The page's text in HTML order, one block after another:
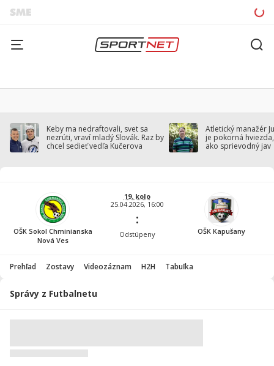
Keby ma nedraftovali, svet sa
nezrúti, vraví mladý Slovák. Raz by
chcel sedieť vedľa Kučerova
Atletický manažér
je pokorná
ako sprievodný jav
OŠK Sokol Chminianska
Nová Ves
19. kolo
25.04.2026, 16:00
:
Odstúpeny OŠK Kapušany
Prehľad Zostavy Videozáznam H2H Tabuľka
Správy z Futbalnetu